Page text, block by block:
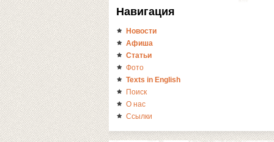
Навигация
Новости
Афиша
Статьи
Фото
Texts in English
Поиск
О нас
Ссылки